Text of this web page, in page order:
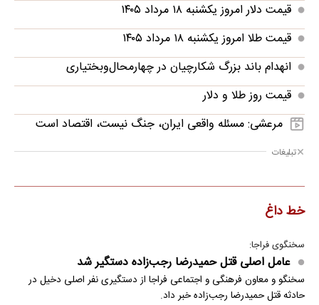
قیمت دلار امروز یکشنبه ۱۸ مرداد ۱۴۰۵
قیمت طلا امروز یکشنبه ۱۸ مرداد ۱۴۰۵
انهدام باند بزرگ شکارچیان در چهارمحال‌وبختیاری
قیمت روز طلا و دلار
مرعشی: مسئله واقعی ایران، جنگ نیست، اقتصاد است
تبلیغات
خط داغ
سخنگوی فراجا:
عامل اصلی قتل حمیدرضا رجب‌زاده دستگیر شد
سخنگو و معاون فرهنگی و اجتماعی فراجا از دستگیری نفر اصلی دخیل در
حادثه قتل حمیدرضا رجب‌زاده خبر داد.